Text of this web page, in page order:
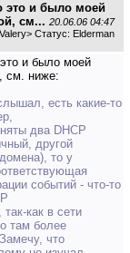
это и было моей
см... 20.06.06 04:47
Статус: Elderman
и было моей
см. ниже:
есть какие-то
два DHCP
другой
то у
событий - что-то
как в сети
там более
что